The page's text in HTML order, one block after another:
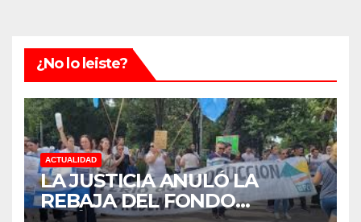
¿No lo leiste?
ACTUALIDAD
LA JUSTICIA ANULÓ LA
REBAJA DEL FONDO